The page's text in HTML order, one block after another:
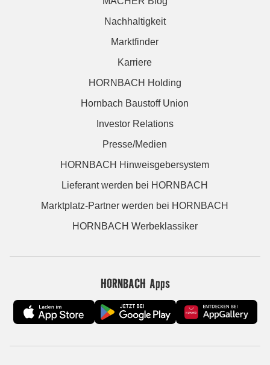
Nachhaltigkeit
Marktfinder
Karriere
HORNBACH Holding
Hornbach Baustoff Union
Investor Relations
Presse/Medien
HORNBACH Hinweisgebersystem
Lieferant werden bei HORNBACH
Marktplatz-Partner werden bei HORNBACH
HORNBACH Werbeklassiker
HORNBACH Apps